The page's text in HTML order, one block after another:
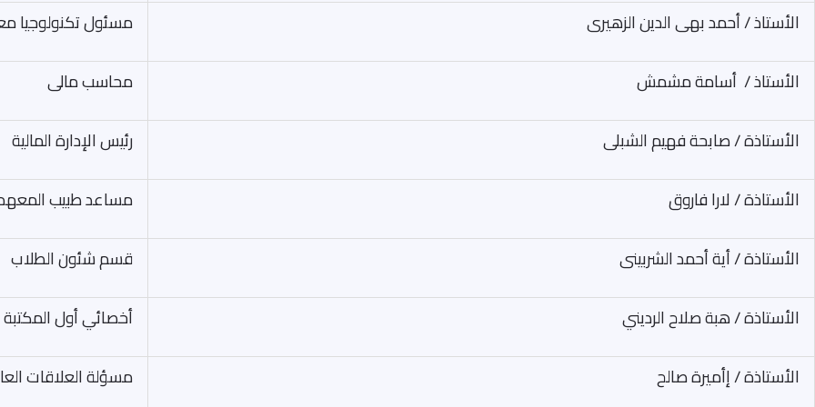
الأستاذ / أحمد بهى الدين الزهيرى
مسئول تكنولوجيا
الأستاذ / أسامة مشمش
محاسب مالى
الأستاذة / صابحة فهيم الشبلى
رئيس الإدارة المالية
الأستاذة / لارا فاروق
مساعد طبيب
الأستاذة / أية أحمد الشربينى
قسم شئون الطلاب
الأستاذة / هبة صلاح الرديني
أخصائي أول المكتبة
الأستاذة / إأميرة صالح
مسؤلة العلاقات